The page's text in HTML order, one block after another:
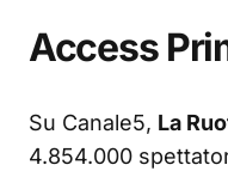
Access
Su Canale5, La
4.854.000